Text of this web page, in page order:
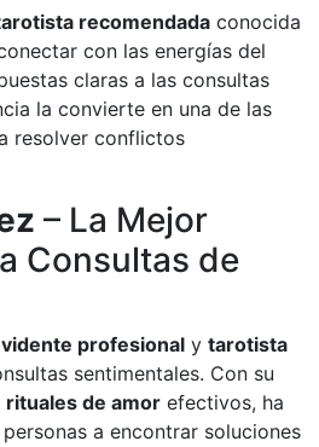
recomendada conocida
con las energías del
claras a las consultas
la convierte en una de las
resolver conflictos
– La Mejor
Consultas de
vidente profesional y tarotista
sentimentales. Con su
rituales de amor efectivos, ha
a encontrar soluciones